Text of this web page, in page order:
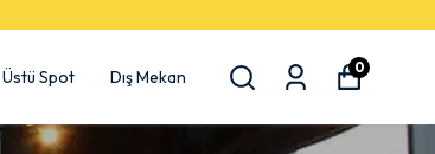
Üstü Spot Dış Mekan 0